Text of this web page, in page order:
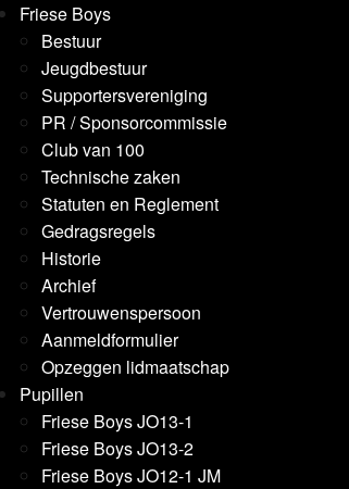
Friese Boys
Bestuur
Jeugdbestuur
Supportersvereniging
PR / Sponsorcommissie
Club van 100
Technische zaken
Statuten en Reglement
Gedragsregels
Historie
Archief
Vertrouwenspersoon
Aanmeldformulier
Opzeggen lidmaatschap
Pupillen
Friese Boys JO13-1
Friese Boys JO13-2
Friese Boys JO12-1 JM